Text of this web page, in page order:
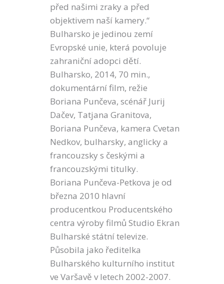
před našimi zraky a před
objektivem naší kamery.“
Bulharsko je jedinou zemí
Evropské unie, která povoluje
zahraniční adopci dětí.
Bulharsko, 2014, 70 min.,
dokumentární film, režie
Boriana Punčeva, scénář Jurij
Dačev, Tatjana Granitova,
Boriana Punčeva, kamera Cvetan
Nedkov, bulharsky, anglicky a
francouzsky s českými a
francouzskými titulky.
Boriana Punčeva-Petkova je od
března 2010 hlavní
producentkou Producentského
centra výroby filmů Studio Ekran
Bulharské státní televize.
Působila jako ředitelka
Bulharského kulturního institut
ve Varšavě v letech 2002-2007.